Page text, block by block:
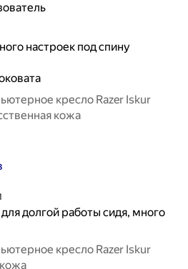
настроек под спину
кресло Razer Iskur
кожа
долгой работы сидя, много
кресло Razer Iskur